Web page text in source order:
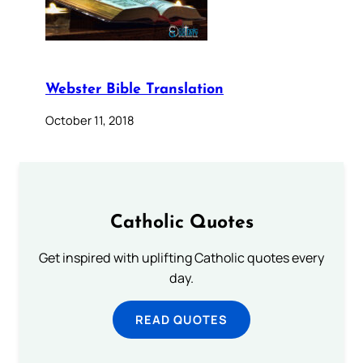
Webster Bible Translation
October 11, 2018
Catholic Quotes
Get inspired with uplifting Catholic quotes every
day.
READ QUOTES